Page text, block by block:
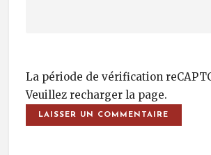
La période de vérification
Veuillez recharger la page.